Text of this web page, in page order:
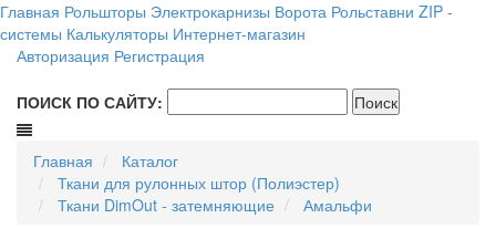
Главная Рольшторы Электрокарнизы Ворота Рольставни ZIP -
системы Калькуляторы Интернет-магазин
Авторизация Регистрация
ПОИСК ПО САЙТУ:
Главная
Каталог
Ткани для рулонных штор (Полиэстер)
Ткани DimOut - затемняющие
Амальфи